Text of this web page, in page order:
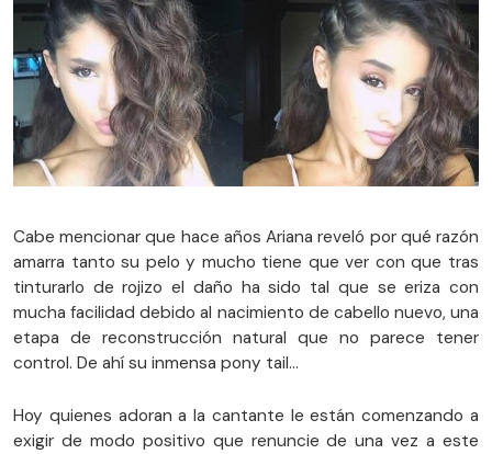
Cabe mencionar que hace años Ariana reveló por qué razón
amarra tanto su pelo y mucho tiene que ver con que tras
tinturarlo de rojizo el daño ha sido tal que se eriza con
mucha facilidad debido al nacimiento de cabello nuevo, una
etapa de reconstrucción natural que no parece tener
control. De ahí su inmensa pony tail...
Hoy quienes adoran a la cantante le están comenzando a
exigir de modo positivo que renuncie de una vez a este